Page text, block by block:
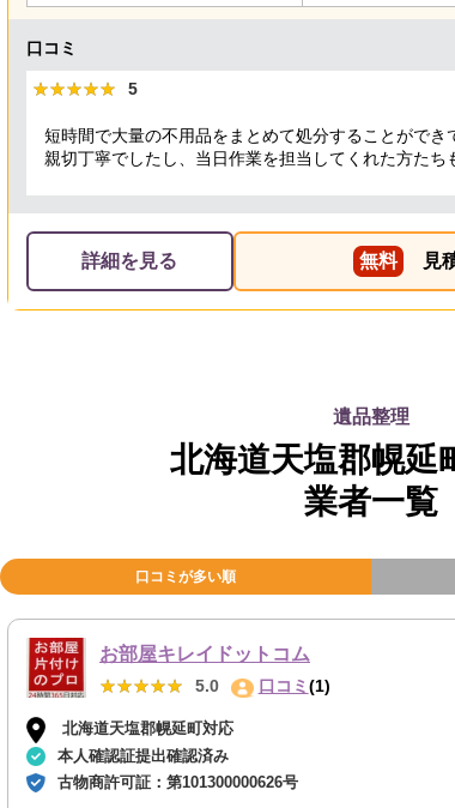
口コミ
★★★★★
★★★★★ 5
短時間で大量の不用品をまとめて処分することができ
親切丁寧でしたし、当日作業を担当してくれた方たち
詳細を見る 無料 見
遺品整理
北海道天塩郡幌延
業者一覧
口コミが多い順
お部屋キレイドットコム
★★★★★
★★★★★ 5.0 口コミ(1)
北海道天塩郡幌延町対応
本人確認証提出確認済み
古物商許可証： 第101300000626号